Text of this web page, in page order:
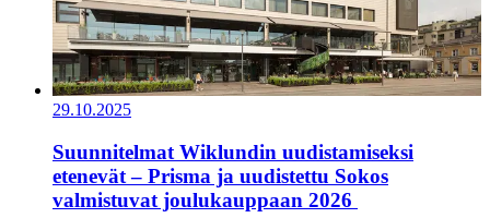
29.10.2025
Suunnitelmat Wiklundin uudistamiseksi
etenevät – Prisma ja uudistettu Sokos
valmistuvat joulukauppaan 2026